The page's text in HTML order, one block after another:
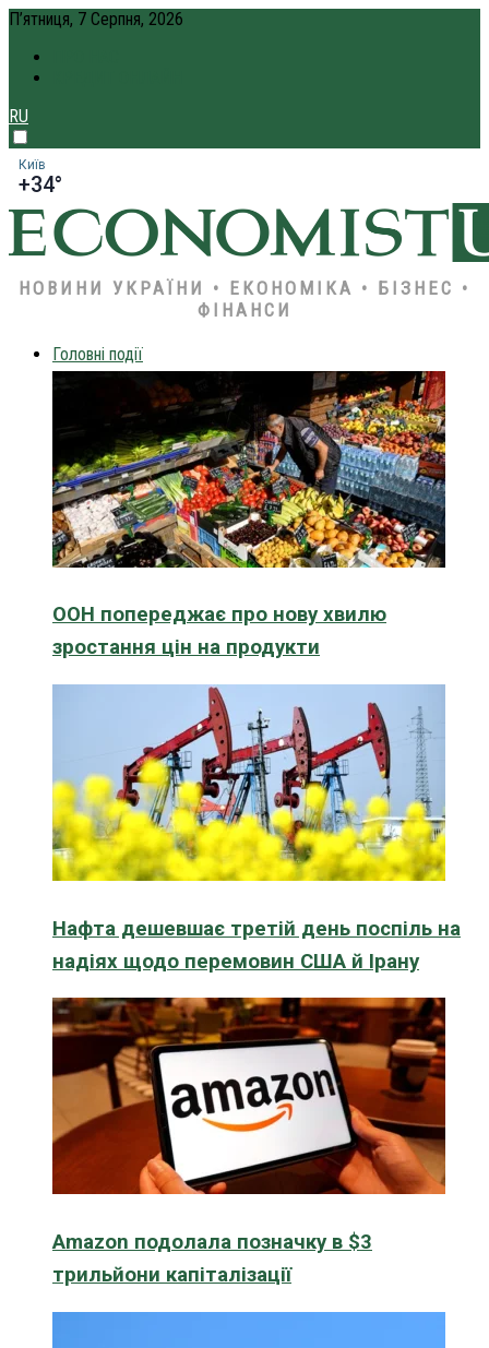
П’ятниця, 7 Серпня, 2026
RU
Київ
+34°
НОВИНИ УКРАЇНИ • ЕКОНОМІКА • БІЗНЕС •
ФІНАНСИ
Головні події
ООН попереджає про нову хвилю
зростання цін на продукти
Нафта дешевшає третій день поспіль на
надіях щодо перемовин США й Ірану
Amazon подолала позначку в $3
трильйони капіталізації